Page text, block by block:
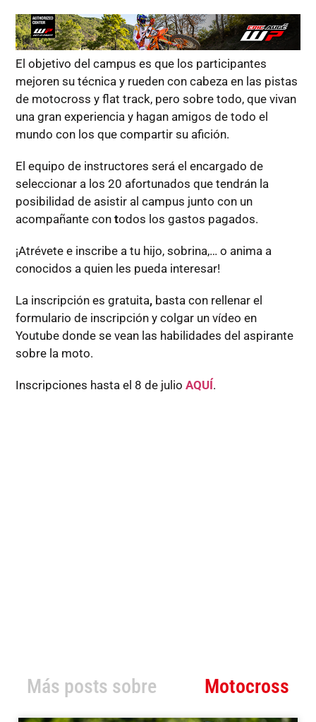
El objetivo del campus es que los participantes
mejoren su técnica y rueden con cabeza en las pistas
de motocross y flat track, pero sobre todo, que vivan
una gran experiencia y hagan amigos de todo el
mundo con los que compartir su afición.
El equipo de instructores será el encargado de
seleccionar a los 20 afortunados que tendrán la
posibilidad de asistir al campus junto con un
acompañante con todos los gastos pagados.
¡Atrévete e inscribe a tu hijo, sobrina,… o anima a
conocidos a quien les pueda interesar!
La inscripción es gratuita, basta con rellenar el
formulario de inscripción y colgar un vídeo en
Youtube donde se vean las habilidades del aspirante
sobre la moto.
Inscripciones hasta el 8 de julio AQUÍ.
Más posts sobre Motocross